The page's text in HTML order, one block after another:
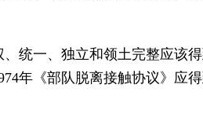
统一、独立和领土完整应该
年《部队脱离接触协议》应